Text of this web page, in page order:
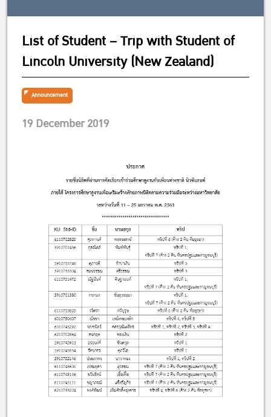
List of Student – Trip with Student of
Lincoln University (New Zealand)
Announcement
19 December 2019